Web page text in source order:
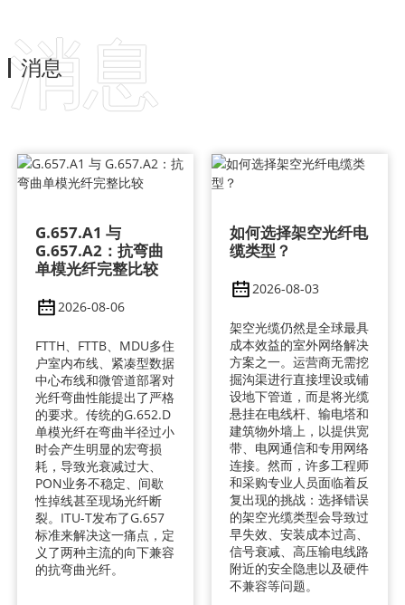
消息
消息
G.657.A1 与
G.657.A2：抗弯曲
单模光纤完整比较
2026-08-06
FTTH、FTTB、MDU多住
户室内布线、紧凑型数据
中心布线和微管道部署对
光纤弯曲性能提出了严格
的要求。传统的G.652.D
单模光纤在弯曲半径过小
时会产生明显的宏弯损
耗，导致光衰减过大、
PON业务不稳定、间歇
性掉线甚至现场光纤断
裂。ITU-T发布了G.657
标准来解决这一痛点，定
义了两种主流的向下兼容
的抗弯曲光纤。
如何选择架空光纤电
缆类型？
2026-08-03
架空光缆仍然是全球最具
成本效益的室外网络解决
方案之一。运营商无需挖
掘沟渠进行直接埋设或铺
设地下管道，而是将光缆
悬挂在电线杆、输电塔和
建筑物外墙上，以提供宽
带、电网通信和专用网络
连接。然而，许多工程师
和采购专业人员面临着反
复出现的挑战：选择错误
的架空光缆类型会导致过
早失效、安装成本过高、
信号衰减、高压输电线路
附近的安全隐患以及硬件
不兼容等问题。